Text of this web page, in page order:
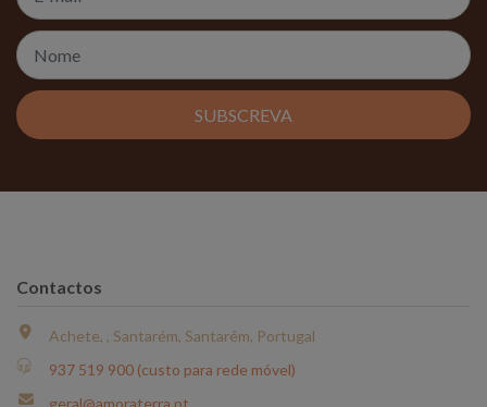
SUBSCREVA
Contactos
Achete, , Santarém, Santarém, Portugal
937 519 900 (custo para rede móvel)
geral@amoraterra.pt